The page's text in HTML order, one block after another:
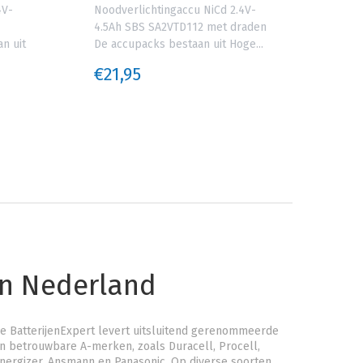
uit
€21,95
Noodverlichtingaccu NiCd 2.4V-
4.5Ah SBS SA2VTD112 met draden
De accupacks bestaan uit Hoge...
Nederland
BatterijenExpert levert uitsluitend gerenommeerde
betrouwbare A-merken, zoals Duracell, Procell,